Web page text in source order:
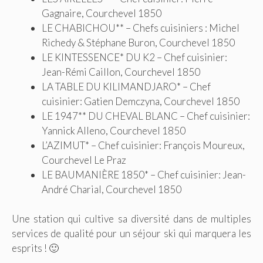
Gagnaire, Courchevel 1850
LE CHABICHOU** – Chefs cuisiniers : Michel
Richedy & Stéphane Buron, Courchevel 1850
LE KINTESSENCE* DU K2 – Chef cuisinier:
Jean-Rémi Caillon, Courchevel 1850
LA TABLE DU KILIMANDJARO* – Chef
cuisinier: Gatien Demczyna, Courchevel 1850
LE 1947** DU CHEVAL BLANC – Chef cuisinier:
Yannick Alleno, Courchevel 1850
L’AZIMUT* – Chef cuisinier: François Moureux,
Courchevel Le Praz
LE BAUMANIÈRE 1850* – Chef cuisinier: Jean-
André Charial, Courchevel 1850
Une station qui cultive sa diversité dans de multiples
services de qualité pour un séjour ski qui marquera les
esprits ! 🙂